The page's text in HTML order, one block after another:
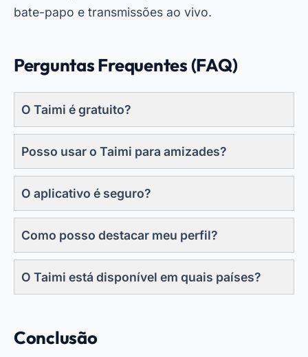
bate-papo e transmissões ao vivo.
Perguntas Frequentes (FAQ)
O Taimi é gratuito?
Posso usar o Taimi para amizades?
O aplicativo é seguro?
Como posso destacar meu perfil?
O Taimi está disponível em quais países?
Conclusão